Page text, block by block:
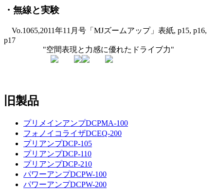
・無線と実験
Vo.1065,2011年11月号「MJズームアップ」表紙, p15, p16,
p17
"空間表現と力感に優れたドライブ力"
旧製品
プリメインアンプDCPMA-100
フォノイコライザDCEQ-200
プリアンプDCP-105
プリアンプDCP-110
プリアンプDCP-210
パワーアンプDCPW-100
パワーアンプDCPW-200